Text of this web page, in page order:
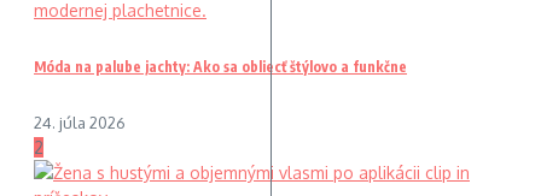
Móda na palube jachty: Ako sa obliecť štýlovo a funkčne
24. júla 2026
2